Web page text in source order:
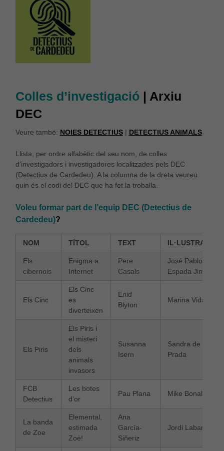
Colles d’investigació| Arxiu
DEC
Veure també: NOIES DETECTIUS| DETECTIUS ANIMALS
Llista, per ordre alfabètic del seu nom, de colles
d’investigadors i investigadores localitzades pels DEC
(Detectius de Cardedeu). A la columna de la dreta veureu
quin és el codi del DEC que ha fet la troballa.
Voleu formar part de l’equip DEC (Detectius de
Cardedeu)?
NOM TÍTOL TEXT
Els
cibernois
Enigma a
Internet
Pere
Casals
José Pablo
Espada Jiménez
Els Cinc
Els Cinc
es
diverteixen
Enid
Blyton
Marina Vidal
Els Piris
Els Piris i
el misteri
dels
animals
invasors
Susanna
Isern
Sandra de la
Prada
FCB
Detectius
Les botes
d’or
Pau Plana Mike Bonales
La banda
de Zoe
Elemental,
estimada
Zoè!
Ana
García-
Siñeriz
Jordi Labanda